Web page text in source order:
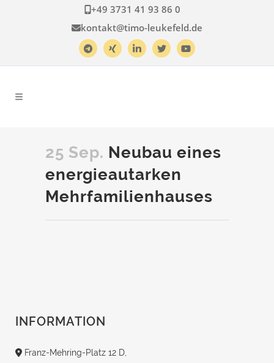
+49 3731 41 93 86 0
kontakt@timo-leukefeld.de
25 Sep. Neubau eines
energieautarken
Mehrfamilienhauses
INFORMATION
Franz-Mehring-Platz 12 D,